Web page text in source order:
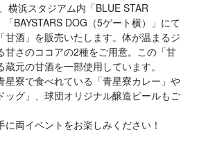
横浜スタジアム内「BLUE STAR
BAYSTARS DOG（5ゲート横）」にて
甘酒」を販売いたします。体が温まるジ
甘さのココアの2種をご用意。この「甘
元の甘酒を一部使用しています。
星寮で食べれている「青星寮カレー」や
ッグ」、球団オリジナル醸造ビールもご
両イベントをお楽しみください！